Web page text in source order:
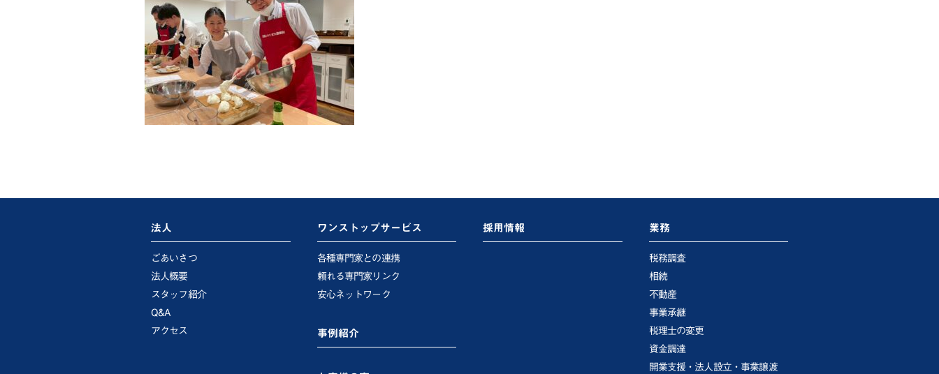
法人
ごあいさつ
法人概要
スタッフ紹介
Q&A
アクセス
ワンストップサービス
各種専門家との連携
頼れる専門家リンク
安心ネットワーク
事例紹介
採用情報 業務
税務調査
相続
不動産
事業承継
税理士の変更
資金調達
開業支援・法人設立・事業譲渡